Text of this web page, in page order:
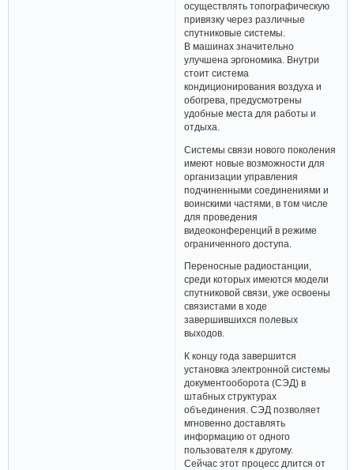
осуществлять топографическую
привязку через различные
спутниковые системы.
В машинах значительно
улучшена эргономика. Внутри
стоит система
кондиционирования воздуха и
обогрева, предусмотрены
удобные места для работы и
отдыха.
Системы связи нового поколения
имеют новые возможности для
организации управления
подчиненными соединениями и
воинскими частями, в том числе
для проведения
видеоконференций в режиме
ограниченного доступа.
Переносные радиостанции,
среди которых имеются модели
спутниковой связи, уже освоены
связистами в ходе
завершившихся полевых
выходов.
К концу года завершится
установка электронной системы
документооборота (СЭД) в
штабных структурах
объединения. СЭД позволяет
мгновенно доставлять
информацию от одного
пользователя к другому.
Сейчас этот процесс длится от